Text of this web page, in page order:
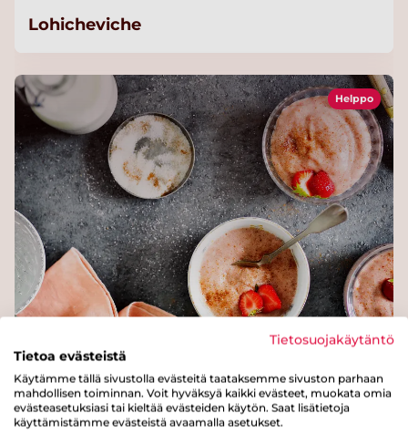
Lohicheviche
Helppo
Raparperivispipuuro
Tietosuojakäytäntö
Tietoa evästeistä
Käytämme tällä sivustolla evästeitä taataksemme sivuston parhaan
mahdollisen toiminnan. Voit hyväksyä kaikki evästeet, muokata omia
evästeasetuksiasi tai kieltää evästeiden käytön. Saat lisätietoja
käyttämistämme evästeistä avaamalla asetukset.